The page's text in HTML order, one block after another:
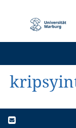
Navigation